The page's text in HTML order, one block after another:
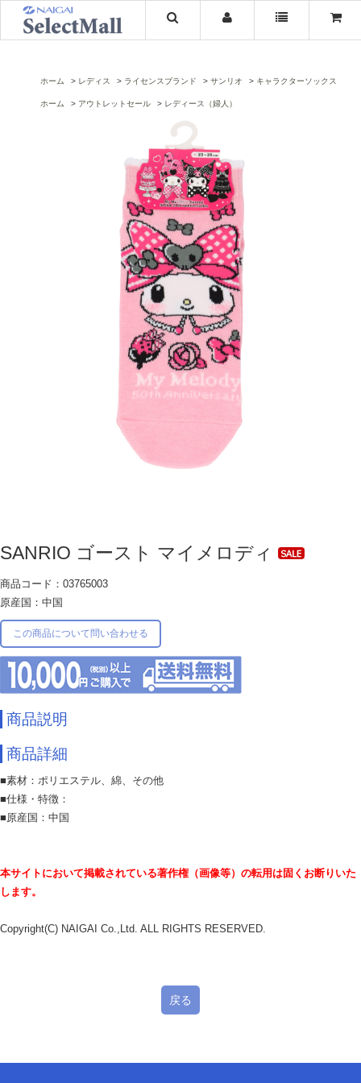
ホーム レディス ライセンスブランド サンリオ キャラクターソックス
ホーム アウトレットセール レディース（婦人）
SANRIO ゴースト マイメロディ
商品コード：03765003
原産国：中国
この商品について問い合わせる
商品説明
商品詳細
■素材：ポリエステル、綿、その他
■仕様・特徴：
■原産国：中国
本サイトにおいて掲載されている著作権（画像等）の転用は固くお断りいた
します。
Copyright(C) NAIGAI Co.,Ltd. ALL RIGHTS RESERVED.
戻る